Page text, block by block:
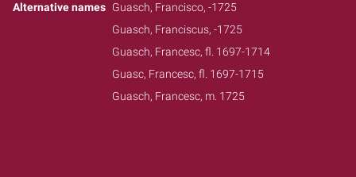
Alternative names Guasch, Francisco, -1725
Guasch, Franciscus, -1725
Guasch, Francesc, fl. 1697-1714
Guasc, Francesc, fl. 1697-1715
Guasch, Francesc, m. 1725